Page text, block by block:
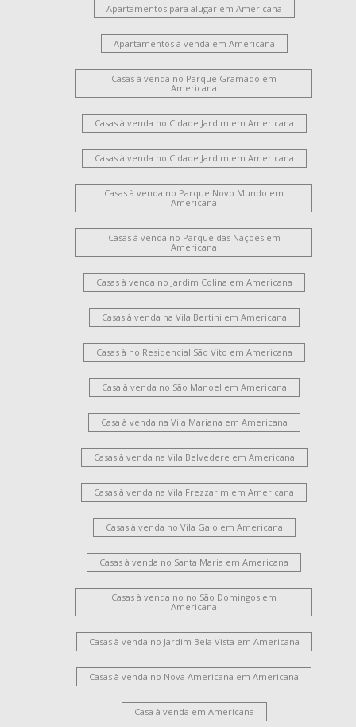
Apartamentos para alugar em Americana
Apartamentos à venda em Americana
Casas à venda no Parque Gramado em
Americana
Casas à venda no Cidade Jardim em Americana
Casas à venda no Cidade Jardim em Americana
Casas à venda no Parque Novo Mundo em
Americana
Casas à venda no Parque das Nações em
Americana
Casas à venda no Jardim Colina em Americana
Casas à venda na Vila Bertini em Americana
Casas à no Residencial São Vito em Americana
Casa à venda no São Manoel em Americana
Casa à venda na Vila Mariana em Americana
Casas à venda na Vila Belvedere em Americana
Casas à venda na Vila Frezzarim em Americana
Casas à venda no Vila Galo em Americana
Casas à venda no Santa Maria em Americana
Casas à venda no no São Domingos em
Americana
Casas à venda no Jardim Bela Vista em Americana
Casas à venda no Nova Americana em Americana
Casa à venda em Americana